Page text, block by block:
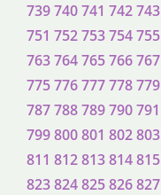
739740741 742743
751 752753754755
763764765766767
775776777778779
787788789790791
799800801 802803
811 812813814815
823824825826827